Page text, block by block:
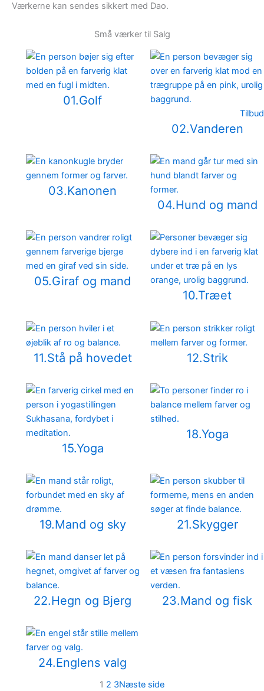
Værkerne kan sendes sikkert med Dao.
Små værker til Salg
01.Golf
Tilbud
02.Vanderen
03.Kanonen
04.Hund og mand
05.Giraf og mand
10.Træet
11.Stå på hovedet 12.Strik
15.Yoga
18.Yoga
19.Mand og sky 21.Skygger
22.Hegn og Bjerg 23.Mand og fisk
24.Englens valg
1 2 3Næste side